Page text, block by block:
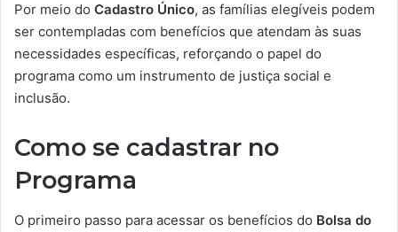
Por meio do Cadastro Único, as famílias elegíveis podem
ser contempladas com benefícios que atendam às suas
necessidades específicas, reforçando o papel do
programa como um instrumento de justiça social e
inclusão.
Como se cadastrar no
Programa
O primeiro passo para acessar os benefícios do Bolsa do